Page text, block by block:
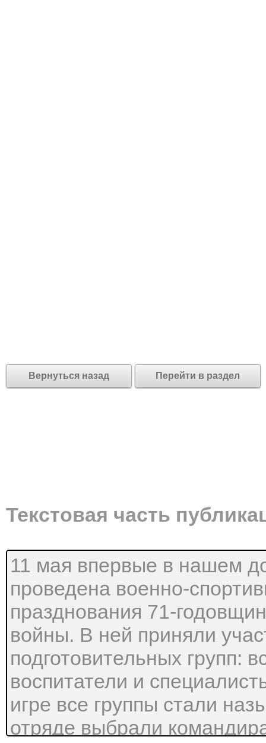
Вернуться назад Перейти в раздел
Текстовая часть
11 мая впервые в нашем
проведена военно-
празднования 71-
войны. В ней приняли
подготовительных групп:
воспитатели и
игре все группы стали
отряде выбрали